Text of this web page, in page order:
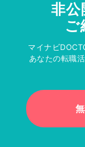
非公
ご
マイナビ
あなたの転職